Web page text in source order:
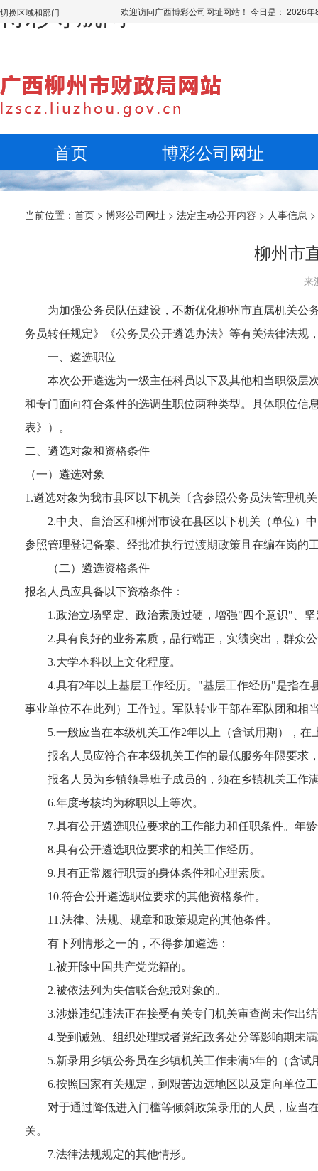
博彩导航网
切换区域和部门 欢迎访问广西博彩公司网址网站！ 今日是： 2026
首页 博彩公司网址
当前位置： 首页 > 博彩公司网址 > 法定主动公开内容 > 人事信息 >
柳州市
来
为加强公务员队伍建设，不断优化柳州市直属机关公
务员转任规定》《公务员公开遴选办法》等有关法律法规
一、遴选职位
本次公开遴选为一级主任科员以下及其他相当职级层
和专门面向符合条件的选调生职位两种类型。具体职位信
表》）。
二、遴选对象和资格条件
（一）遴选对象
1.遴选对象为我市县区以下机关〔含参照公务员法管理机
2.中央、自治区和柳州市设在县区以下机关（单位）
参照管理登记备案、经批准执行过渡期政策且在编在岗的
（二）遴选资格条件
报名人员应具备以下资格条件：
1.政治立场坚定、政治素质过硬，增强"四个意识"、
2.具有良好的业务素质，品行端正，实绩突出，群众
3.大学本科以上文化程度。
4.具有2年以上基层工作经历。"基层工作经历"是指
事业单位不在此列）工作过。军队转业干部在军队团和相
5.一般应当在本级机关工作2年以上（含试用期），
报名人员应符合在本级机关工作的最低服务年限要求
报名人员为乡镇领导班子成员的，须在乡镇机关工作
6.年度考核均为称职以上等次。
7.具有公开遴选职位要求的工作能力和任职条件。年
8.具有公开遴选职位要求的相关工作经历。
9.具有正常履行职责的身体条件和心理素质。
10.符合公开遴选职位要求的其他资格条件。
11.法律、法规、规章和政策规定的其他条件。
有下列情形之一的，不得参加遴选：
1.被开除中国共产党党籍的。
2.被依法列为失信联合惩戒对象的。
3.涉嫌违纪违法正在接受有关专门机关审查尚未作出
4.受到诫勉、组织处理或者党纪政务处分等影响期未
5.新录用乡镇公务员在乡镇机关工作未满5年的（含
6.按照国家有关规定，到艰苦边远地区以及定向单位
对于通过降低进入门槛等倾斜政策录用的人员，应当
关。
7.法律法规规定的其他情形。